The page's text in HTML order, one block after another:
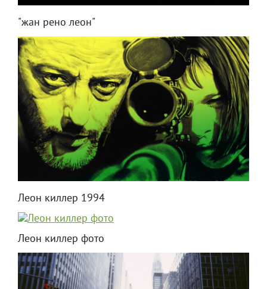
"жан рено леон"
Леон киллер 1994
Леон киллер фото